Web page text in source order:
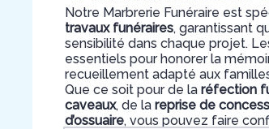
Notre Marbrerie Funéraire est
travaux funéraires, garantissant
sensibilité dans chaque projet.
essentiels pour honorer la
recueillement adapté aux
Que ce soit pour de la réfection
caveaux, de la reprise de
d’ossuaire, vous pouvez faire